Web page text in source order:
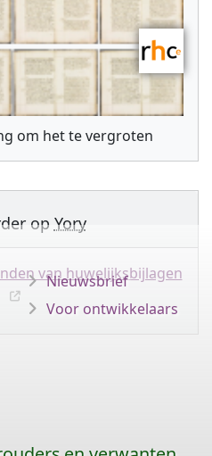
om het te vergroten
op Yory
van huwelijksbijlagen
Nieuwsbrief
Voor ontwikkelaars